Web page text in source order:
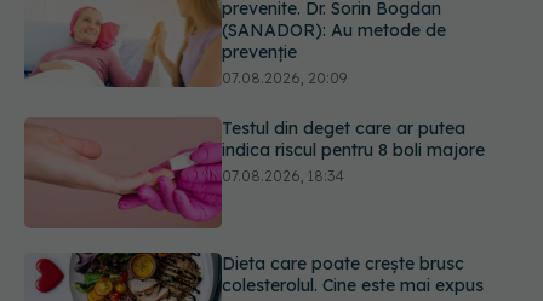
prevenite. Dr. Sorin Bogdan
(SANADOR): Au metode de
prevenție
07.08.2026, 20:09
Testul din deget care ar putea
indica riscul pentru 8 boli majore
07.08.2026, 18:34
Dieta care poate crește brusc
colesterolul. Cine este mai expus